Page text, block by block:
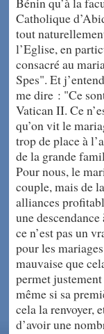
Catholique
tout
l’Eglise, en
consacré au
Spes". Et
me dire : "Ce
Vatican II. Ce
qu’on vit le
trop de place à
de la grande
Pour nous, le
couple, mais de
alliances
une
ce n’est pas un
pour les
mauvaise que
permet
même si sa
cela la renvoyer,
d’avoir une